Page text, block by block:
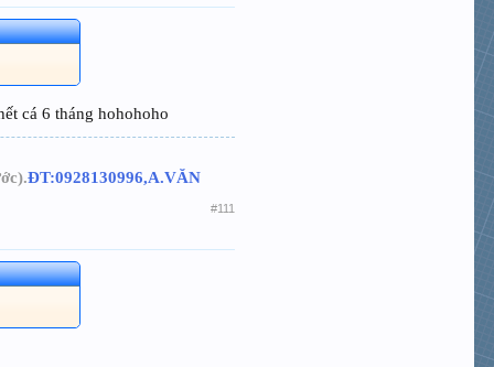
cá 6 tháng hohohoho
ĐT:0928130996,A.VĂN
#111